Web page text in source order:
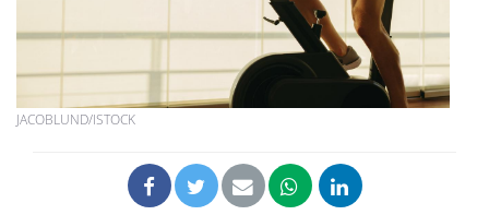
JACOBLUND/ISTOCK